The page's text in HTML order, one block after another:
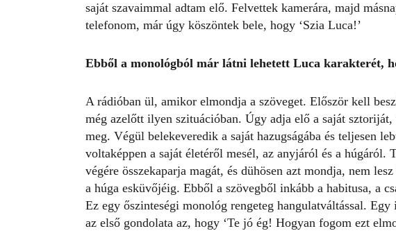
saját szavaimmal adtam elő. Felvettek kamerára, majd
telefonom, már úgy köszöntek bele, hogy ‘Szia Luca!’
Ebből a monológból már látni lehetett Luca karakterét,
A rádióban ül, amikor elmondja a szöveget. Először kell
még azelőtt ilyen szituációban. Úgy adja elő a saját
meg. Végül belekeveredik a saját hazugságába és teljesen
voltaképpen a saját életéről mesél, az anyjáról és a húgáról.
végére összekaparja magát, és dühösen azt mondja, nem
a húga esküvőjéig. Ebből a szövegből inkább a habitusa, a
Ez egy őszinteségi monológ rengeteg hangulatváltással.
az első gondolata az, hogy ‘Te jó ég! Hogyan fogom ezt